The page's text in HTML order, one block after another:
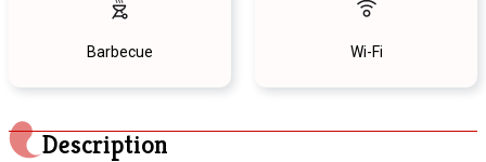
Barbecue Wi-Fi
Description